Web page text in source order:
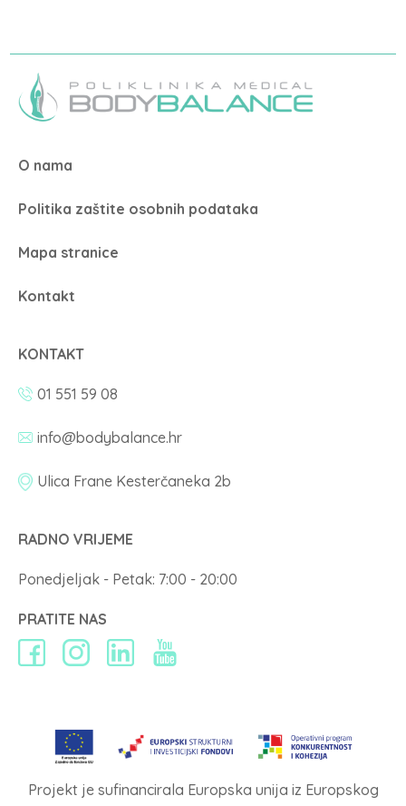
O nama
Politika zaštite osobnih podataka
Mapa stranice
Kontakt
KONTAKT
01 551 59 08
info@bodybalance.hr
Ulica Frane Kesterčaneka 2b
RADNO VRIJEME
Ponedjeljak - Petak: 7:00 - 20:00
PRATITE NAS
Projekt je sufinancirala Europska unija iz Europskog